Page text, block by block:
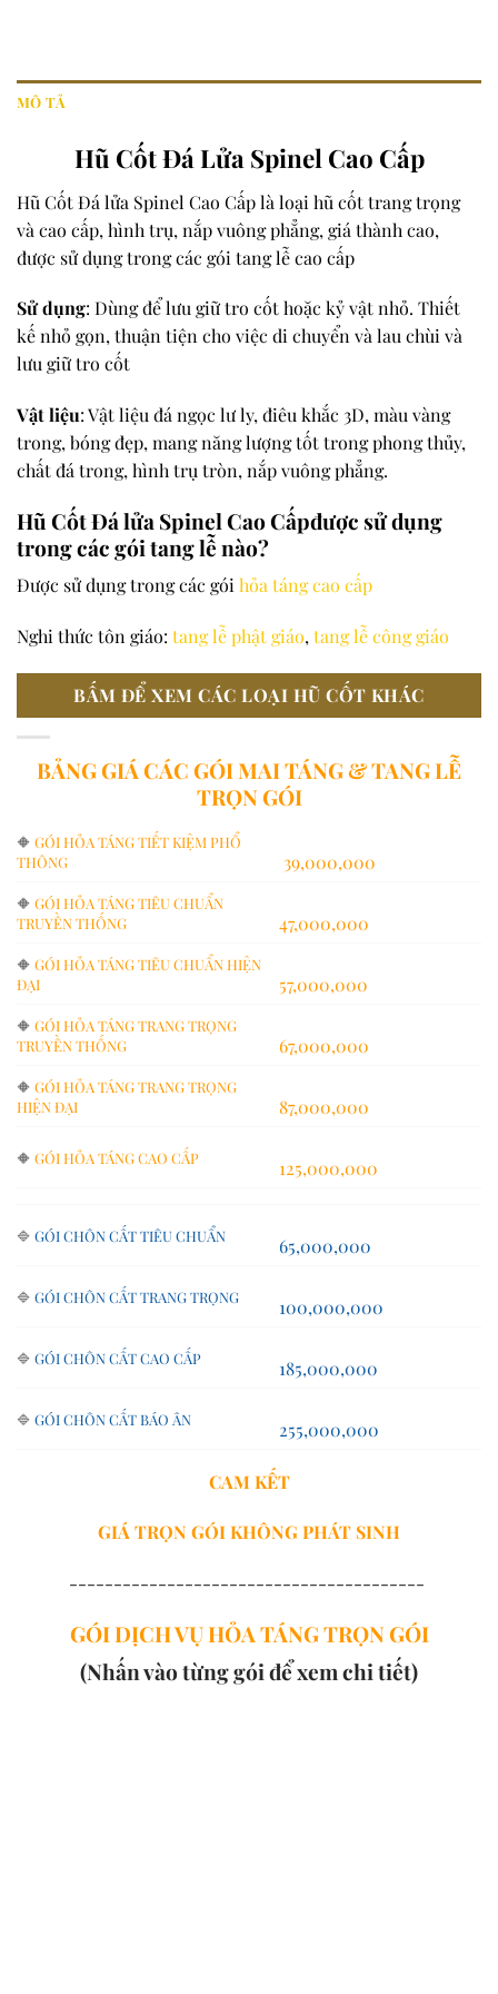
MÔ TẢ
Hũ Cốt Đá Lửa Spinel Cao Cấp
Hũ Cốt Đá lửa Spinel Cao Cấp là loại hũ cốt trang trọng
và cao cấp, hình trụ, nắp vuông phẳng, giá thành cao,
được sử dụng trong các gói tang lễ cao cấp
Sử dụng: Dùng để lưu giữ tro cốt hoặc kỷ vật nhỏ. Thiết
kế nhỏ gọn, thuận tiện cho việc di chuyển và lau chùi và
lưu giữ tro cốt
Vật liệu: Vật liệu đá ngọc lư ly, điêu khắc 3D, màu vàng
trong, bóng đẹp, mang năng lượng tốt trong phong thủy,
chất đá trong, hình trụ tròn, nắp vuông phẳng.
Hũ Cốt Đá lửa Spinel Cao Cấpđược sử dụng
trong các gói tang lễ nào?
Được sử dụng trong các góihỏa táng cao cấp
Nghi thức tôn giáo: tang lễ phật giáo,tang lễ công giáo
BẤM ĐỂ XEM CÁC LOẠI HŨ CỐT KHÁC
BẢNG GIÁ CÁC GÓI MAI TÁNG & TANG LỄ
TRỌN GÓI
🔶 GÓI HỎA TÁNG TIẾT KIỆM PHỔ
THÔNG
39,000,000
🔶 GÓI HỎA TÁNG TIÊU CHUẨN
TRUYỀN THỐNG
47,000,000
🔶 GÓI HỎA TÁNG TIÊU CHUẨN HIỆN
ĐẠI
57,000,000
🔶 GÓI HỎA TÁNG TRANG TRỌNG
TRUYỀN THỐNG
67,000,000
🔶 GÓI HỎA TÁNG TRANG TRỌNG
HIỆN ĐẠI
87,000,000
🔶 GÓI HỎA TÁNG CAO CẤP 125,000,000
🔷 GÓI CHÔN CẤT TIÊU CHUẨN 65,000,000
🔷 GÓI CHÔN CẤT TRANG TRỌNG 100,000,000
🔷 GÓI CHÔN CẤT CAO CẤP 185,000,000
🔷 GÓI CHÔN CẤT BÁO ÂN 255,000,000
CAM KẾT
GIÁ TRỌN GÓIKHÔNG PHÁT SINH
----------------------------------------
GÓI DỊCH VỤ HỎA TÁNG TRỌN GÓI
(Nhấn vào từng gói để xem chi tiết)